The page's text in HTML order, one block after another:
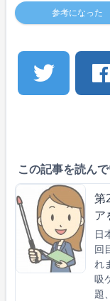
参考になった
この記事を読ん
第
ア
日
回
れ
吸
題